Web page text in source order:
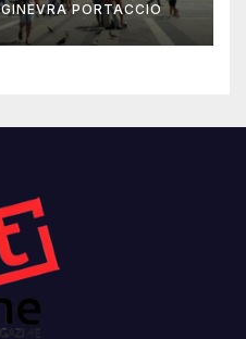
GINEVRA PORTACCIO